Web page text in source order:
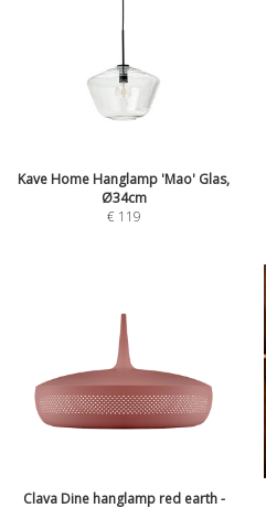
Kave Home Hanglamp 'Mao' Glas,
Ø34cm
€ 119
Clava Dine hanglamp red earth -